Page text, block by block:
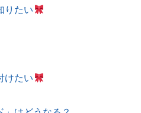
りたい
けたい